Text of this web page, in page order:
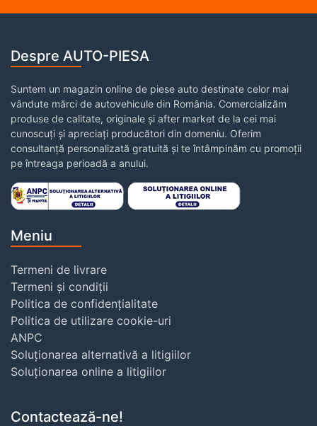
Despre AUTO-PIESA
Suntem un magazin online de piese auto destinate celor mai
vândute mărci de autovehicule din România. Comercializăm
produse de calitate, originale și after market de la cei mai
cunoscuți și apreciați producători din domeniu. Oferim
consultanță personalizată gratuită și te întâmpinăm cu promoții
pe întreaga perioadă a anului.
Meniu
Termeni de livrare
Termeni și condiții
Politica de confidențialitate
Politica de utilizare cookie-uri
ANPC
Soluționarea alternativă a litigiilor
Soluționarea online a litigiilor
Contactează-ne!